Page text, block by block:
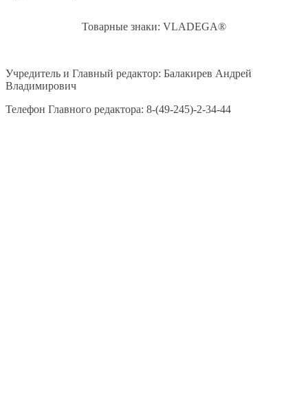
Товарные знаки: VLADEGA®
Учредитель и Главный редактор: Балакирев Андрей
Владимирович
Телефон Главного редактора: 8-(49-245)-2-34-44